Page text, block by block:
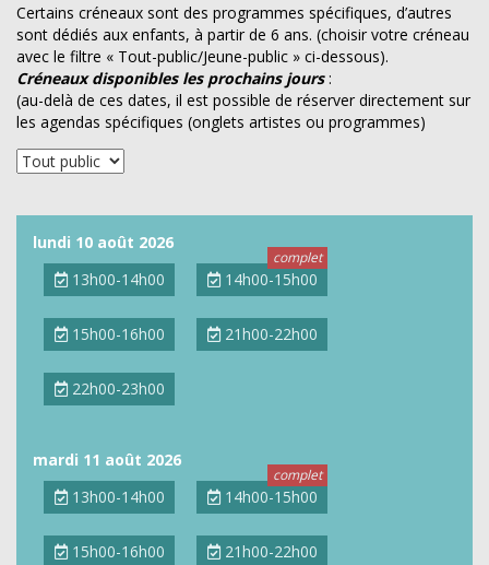
Certains créneaux sont des programmes spécifiques, d’autres
sont dédiés aux enfants, à partir de 6 ans. (choisir votre créneau
avec le filtre « Tout-public/Jeune-public » ci-dessous).
Créneaux disponibles les prochains jours:
(au-delà de ces dates, il est possible de réserver directement sur
les agendas spécifiques (onglets artistes ou programmes)
lundi 10 août 2026
13h00-14h00
14h00-15h00
15h00-16h00 21h00-22h00
22h00-23h00
mardi 11 août 2026
13h00-14h00
14h00-15h00
15h00-16h00 21h00-22h00